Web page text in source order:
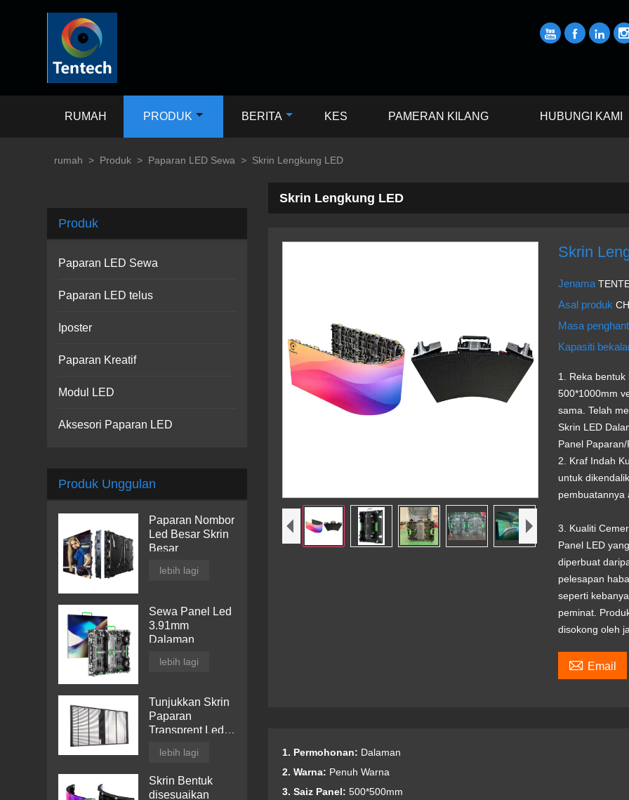
   
RUMAH PRODUK BERITA KES PAMERAN KILANG HUBUNGI KAMI
rumah > Produk > Paparan LED Sewa > Skrin Lengkung LED
Skrin Lengkung LED
Skrin
Jenama
Asal produk
Masa
Kapasiti
1. Reka
500*1000mm
sama. Telah
Skrin LED
Panel
2. Kraf Indah
untuk
pembuatannya
3. Kualiti
Panel LED
diperbuat
pelesapan
seperti
peminat.
disokong oleh
 Email
1. Permohonan: Dalaman
2. Warna: Penuh Warna
3. Saiz Panel: 500*500mm
Produk
Paparan LED Sewa
Paparan LED telus
Iposter
Paparan Kreatif
Modul LED
Aksesori Paparan LED
Produk Unggulan
Paparan Nombor
Led Besar Skrin
Besar
lebih lagi
Sewa Panel Led
3.91mm
Dalaman
lebih lagi
Tunjukkan Skrin
Paparan
Transprent Led
lebih lagi
Skrin Bentuk
disesuaikan